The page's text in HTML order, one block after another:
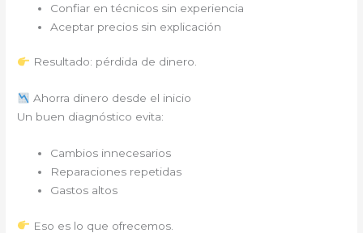
Confiar en técnicos sin experiencia
Aceptar precios sin explicación
Resultado: pérdida de dinero.
Ahorra dinero desde el inicio
Un buen diagnóstico evita:
Cambios innecesarios
Reparaciones repetidas
Gastos altos
Eso es lo que ofrecemos.